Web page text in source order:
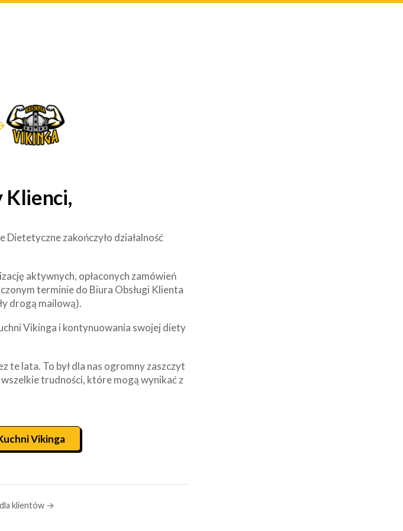
Klienci,
zakończyło działalność
aktywnych, opłaconych zamówień
terminie do Biura Obsługi Klienta
drogą mailową).
Vikinga i kontynuowania swojej diety
te lata. To był dla nas ogromny zaszczyt
trudności, które mogą wynikać z
Vikinga
klientów →